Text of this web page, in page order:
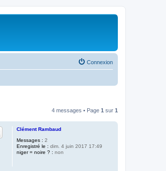
Connexion
4 messages • Page 1 sur 1
Clément Rambaud
Messages : 2
Enregistré le : dim. 4 juin 2017 17:49
niger = noire ? : non